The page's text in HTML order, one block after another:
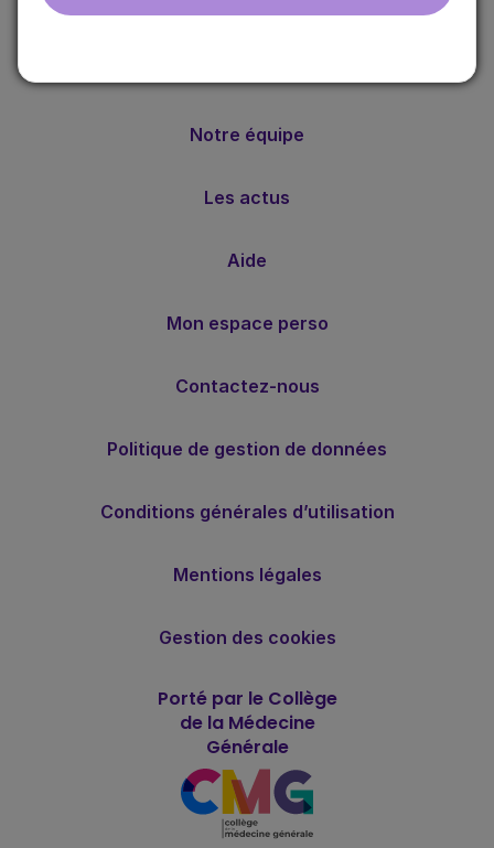
Notre équipe
Les actus
Aide
Mon espace perso
Contactez-nous
Politique de gestion de données
Conditions générales d’utilisation
Mentions légales
Gestion des cookies
Porté par le Collège
de la Médecine
Générale